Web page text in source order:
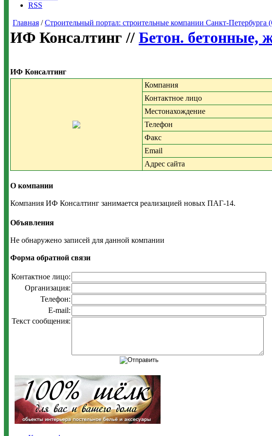
RSS
Главная /Строительный портал: строительные компании Санкт-Петербурга
ИФ Консалтинг // Бетон. бетонные,
ИФ Консалтинг
Компания
Контактное лицо
Местонахождение
Телефон
Факс
Email
Адрес сайта
О компании
Компания ИФ Консалтинг занимается реализацией новых ПАГ-14.
Объявления
Не обнаружено записей для данной компании
Форма обратной связи
Контактное лицо:
Организация:
Телефон:
E-mail:
Текст сообщения: